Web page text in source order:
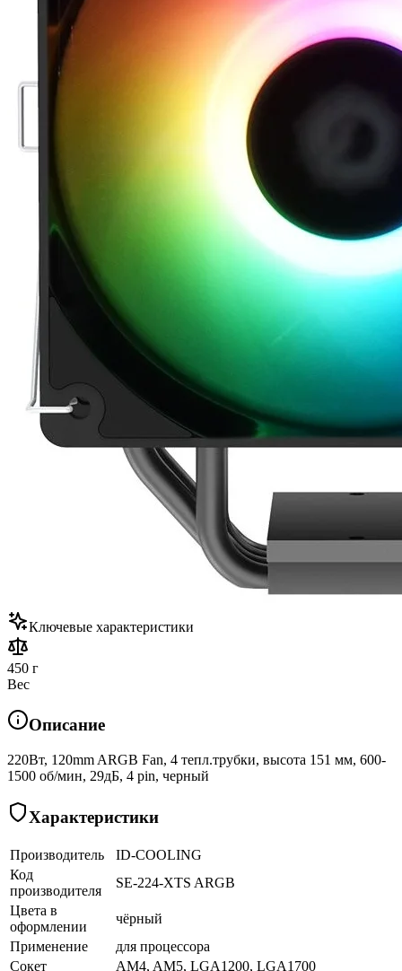
Ключевые характеристики
450 г
Вес
Описание
220Вт, 120mm ARGB Fan, 4 тепл.трубки, высота 151 мм, 600-
1500 об/мин, 29дБ, 4 pin, черный
Характеристики
Производитель
ID-COOLING
Код
производителя
SE-224-XTS ARGB
Цвета в
оформлении
чёрный
Применение
для процессора
Сокет
AM4, AM5, LGA1200, LGA1700